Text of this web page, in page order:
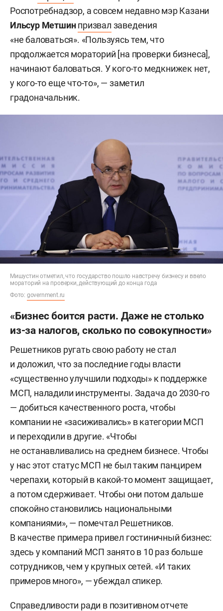
Роспотребнадзор, а совсем недавно мэр Казани
Ильсур Метшин призвал заведения
«не баловаться». «Пользуясь тем, что
продолжается мораторий [на проверки бизнеса],
начинают баловаться. У кого-то медкнижек нет,
у кого-то еще что-то», — заметил
градоначальник.
Мишустин отметил, что государство пошло навстречу бизнесу и ввело
мораторий на проверки, действующий до конца года
Фото: government.ru
«Бизнес боится расти. Даже не столько
из-за налогов, сколько по совокупности»
Решетников ругать свою работу не стал
и доложил, что за последние годы власти
«существенно улучшили подходы» к поддержке
МСП, наладили инструменты. Задача до 2030-го
— добиться качественного роста, чтобы
компании не «засиживались» в категории МСП
и переходили в другие. «Чтобы
не останавливались на среднем бизнесе. Чтобы
у нас этот статус МСП не был таким панцирем
черепахи, который в какой-то момент защищает,
а потом сдерживает. Чтобы они потом дальше
спокойно становились национальными
компаниями», — помечтал Решетников.
В качестве примера привел гостиничный бизнес:
здесь у компаний МСП занято в 10 раз больше
сотрудников, чем у крупных сетей. «И таких
примеров много», — убеждал спикер.
Справедливости ради в позитивном отчете